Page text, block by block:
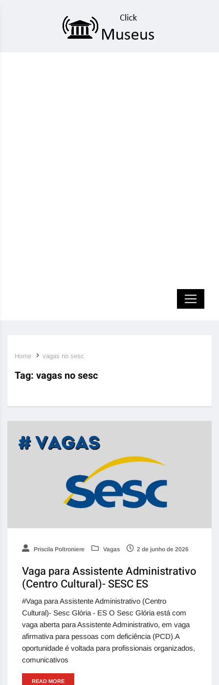
Home vagas no sesc
Tag: vagas no sesc
Priscila Poltroniere Vagas 2 de junho de 2026
Vaga para Assistente Administrativo
(Centro Cultural)- SESC ES
#Vaga para Assistente Administrativo (Centro
Cultural)- Sesc Glória - ES O Sesc Glória está com
vaga aberta para Assistente Administrativo, em vaga
afirmativa para pessoas com deficiência (PCD).A
oportunidade é voltada para profissionais organizados,
comunicativos
READ MORE